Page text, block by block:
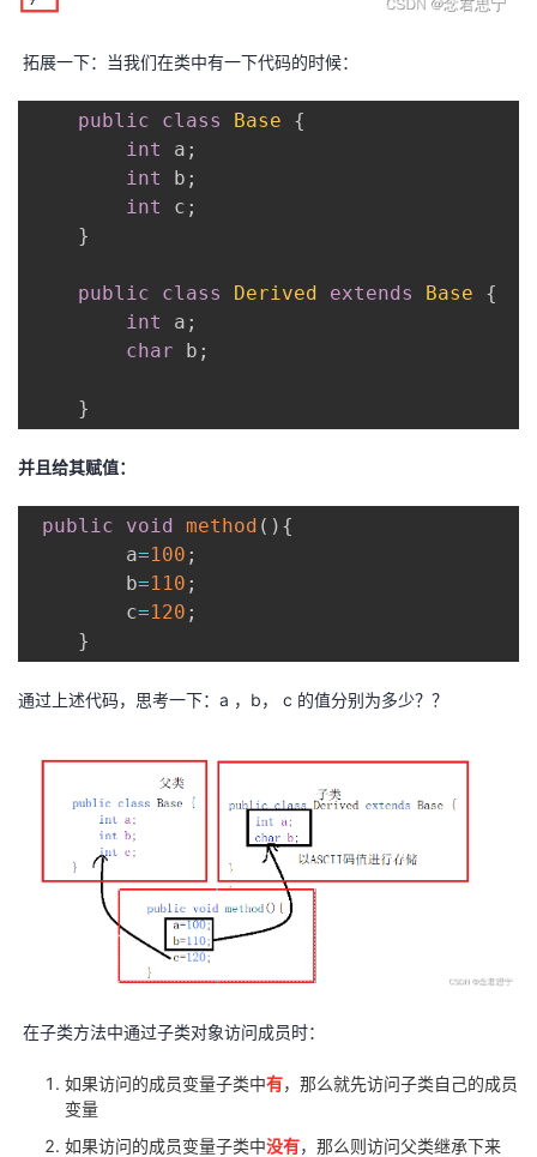
拓展一下：当我们在类中有一下代码的时候：
public class Base
{
int
a ;
int
b ;
int
c ;
}
public class Derived extends Base
{
int
a ;
char b ;
}
并且给其赋值：
public void method ( ) {
        a
=100 ;
        b
=110 ;
        c
=120 ;
}
通过上述代码，思考一下：a ，b， c 的值分别为多少？？
在子类方法中通过子类对象访问成员时：
如果访问的成员变量子类中有，那么就先访问子类自己的成员
变量
如果访问的成员变量子类中没有，那么则访问父类继承下来